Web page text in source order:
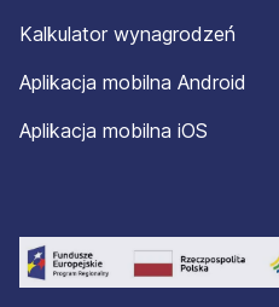
Kalkulator wynagrodzeń
Aplikacja mobilna Android
Aplikacja mobilna iOS